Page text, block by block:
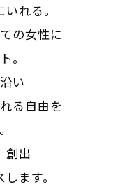
れる。
の女性に
。
い
る自由を
創出
ます。